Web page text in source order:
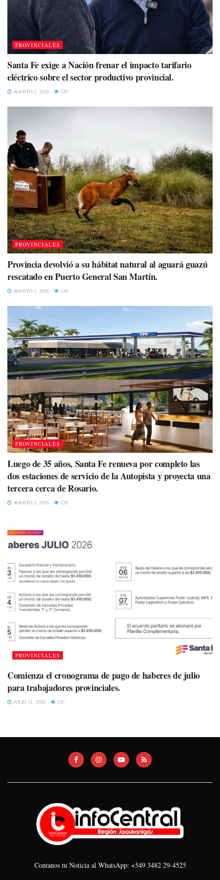
PROVINCIALES
Santa Fe exige a Nación frenar el impacto tarifario
eléctrico sobre el sector productivo provincial.
AGOSTO 2, 2026 120
PROVINCIALES
Provincia devolvió a su hábitat natural al aguará guazú
rescatado en Puerto General San Martín.
AGOSTO 1, 2026 120
PROVINCIALES
Luego de 35 años, Santa Fe renueva por completo las
dos estaciones de servicio de la Autopista y proyecta una
tercera cerca de Rosario.
AGOSTO 1, 2026 120
PROVINCIALES
Comienza el cronograma de pago de haberes de julio
para trabajadores provinciales.
JULIO 31, 2026 120
Contanos tu Noticia al WhatsApp: +549 3482 29-4525